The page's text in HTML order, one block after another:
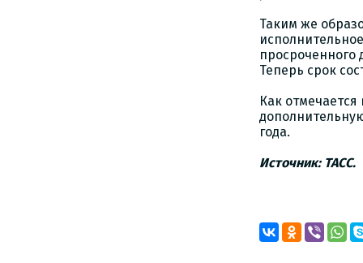
Таким же
просроченного
Теперь срок
Как
года.
Источник: ТАСС.